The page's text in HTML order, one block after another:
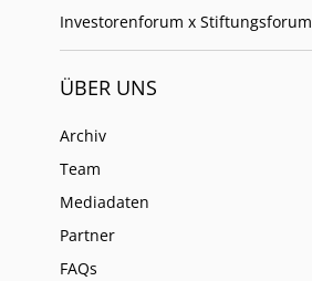
Investorenforum x Stiftungsforum
ÜBER UNS
Archiv
Team
Mediadaten
Partner
FAQs